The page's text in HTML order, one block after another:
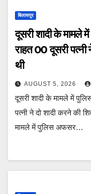
बिलासपुर
दूसरी शादी के मामले
राहत 00 दूसरी पत्नी ने दो शादी करने की शिकायत की
थी
AUGUST 5, 2026
दूसरी शादी के मामले में
पत्नी ने दो शादी करने की
मामले में पुलिस अफसर…